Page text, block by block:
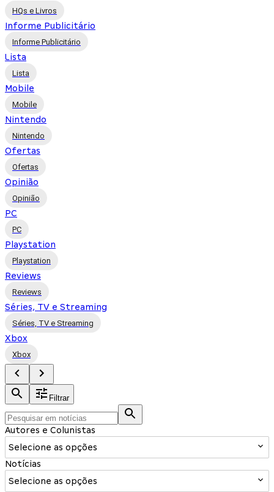
HQs e Livros
Informe Publicitário
Informe Publicitário
Lista
Lista
Mobile
Mobile
Nintendo
Nintendo
Ofertas
Ofertas
Opinião
Opinião
PC
PC
Playstation
Playstation
Reviews
Reviews
Séries, TV e Streaming
Séries, TV e Streaming
Xbox
Xbox
Filtrar
Autores e Colunistas
Selecione as opções
Notícias
Selecione as opções